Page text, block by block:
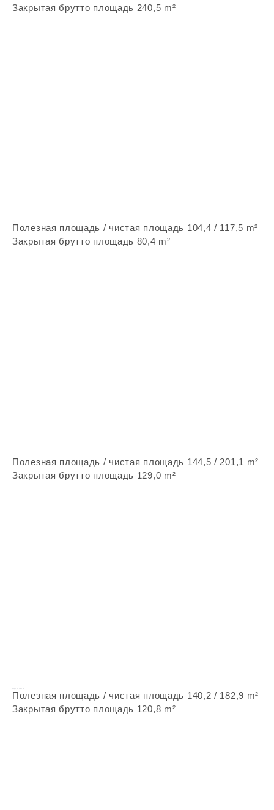
Закрытая брутто площадь 240,5 m²
Полезная площадь / чистая площадь 104,4 / 117,5 m²
Закрытая брутто площадь 80,4 m²
Полезная площадь / чистая площадь 144,5 / 201,1 m²
Закрытая брутто площадь 129,0 m²
Полезная площадь / чистая площадь 140,2 / 182,9 m²
Закрытая брутто площадь 120,8 m²